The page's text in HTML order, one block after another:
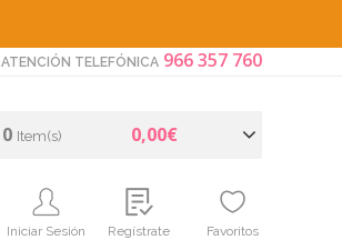
ATENCIÓN TELEFÓNICA 966 357 760
0 Item(s) 0,00€
Iniciar Sesión Regístrate Favoritos